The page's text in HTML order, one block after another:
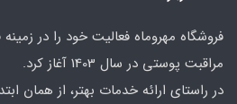
فروشگاه مهروماه فعالیت خود را در
مراقبت پوستی در سال 1403 آغاز کرد.
در راستای ارائه خدمات بهتر، از همان